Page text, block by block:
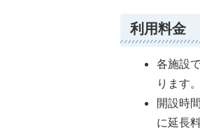
利用料金
各施設
ります
開設時
に延長